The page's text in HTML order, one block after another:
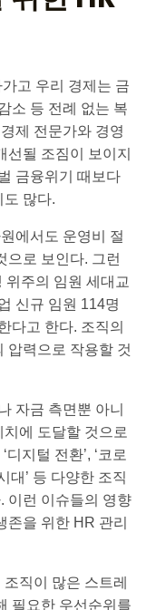
고 우리 경제는 금
소 등 전례 없는 복
제 전문가와 경영
될 조짐이 보이지
금융위기 때보다
도 많다.
에서도 운영비 절
으로 보인다. 그런
위주의 임원 세대교
신규 임원 114명
다고 한다. 조직의
압력으로 작용할 것
자금 측면뿐 아니
에 도달할 것으로
지털 전환’, ‘코로
대’ 등 다양한 조직
이런 이슈들의 영향
존을 위한 HR 관리
직이 많은 스트레
필요한 우선순위를